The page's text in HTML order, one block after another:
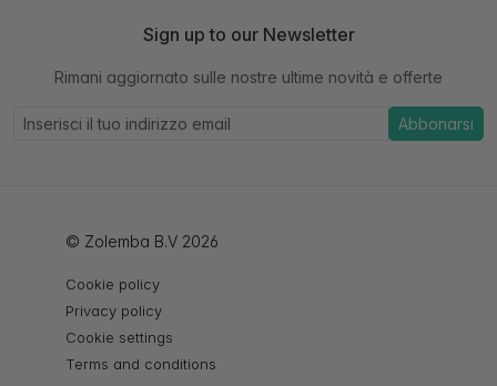
Sign up to our Newsletter
Rimani aggiornato sulle nostre ultime novità e offerte
Abbonarsi
© Zolemba B.V 2026
Cookie policy
Privacy policy
Cookie settings
Terms and conditions